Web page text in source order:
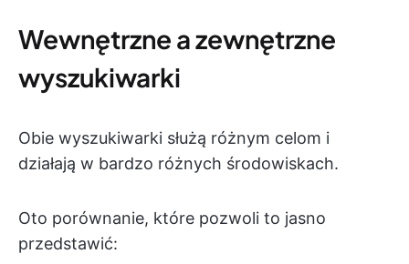
Wewnętrzne a zewnętrzne
wyszukiwarki
Obie wyszukiwarki służą różnym celom i
działają w bardzo różnych środowiskach.
Oto porównanie, które pozwoli to jasno
przedstawić: